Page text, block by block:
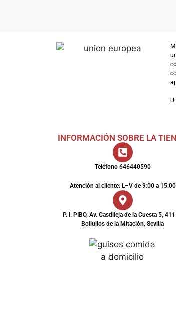
INFORMACIÓN SOBRE LA
Teléfono 646440590
Atención al cliente: L–V de 9:00 a 15:00
P. I. PIBO, Av. Castilleja de la Cuesta 5,
Bollullos de la Mitación, Sevilla